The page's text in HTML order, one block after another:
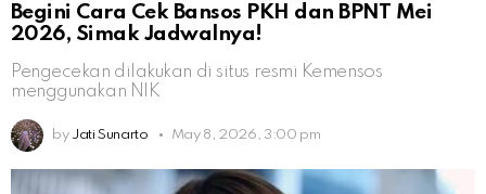
Begini Cara Cek Bansos PKH dan BPNT Mei
2026, Simak Jadwalnya!
Pengecekan dilakukan di situs resmi Kemensos
menggunakan NIK
by Jati Sunarto May 8, 2026, 3:00 pm